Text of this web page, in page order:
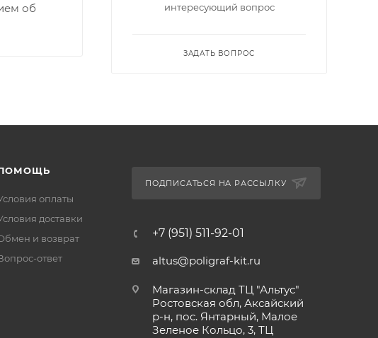
об
интересующий вопрос
ЗАДАТЬ ВОПРОС
оплаты
доставки
и возврат
ответ
ПОДПИСАТЬСЯ НА РАССЫЛКУ
+7 (951) 511-92-01
altus@poligraf-kit.ru
Магазин-склад ТЦ "Альтус"
Ростовская обл, Аксайский
р-н, пос. Янтарный, Малое
Зеленое Кольцо, 3, ТЦ